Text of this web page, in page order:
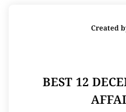
Created
BEST 12